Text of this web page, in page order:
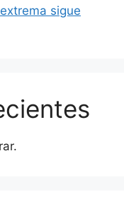
sigue